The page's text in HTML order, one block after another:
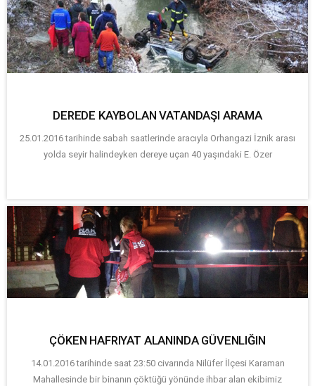
DEREDE KAYBOLAN VATANDAŞI ARAMA
25.01.2016 tarihinde sabah saatlerinde aracıyla Orhangazi İznik arası
yolda seyir halindeyken dereye uçan 40 yaşındaki E. Özer
ÇÖKEN HAFRIYAT ALANINDA GÜVENLIĞIN
14.01.2016 tarihinde saat 23:50 civarında Nilüfer İlçesi Karaman
Mahallesinde bir binanın çöktüğü yönünde ihbar alan ekibimiz